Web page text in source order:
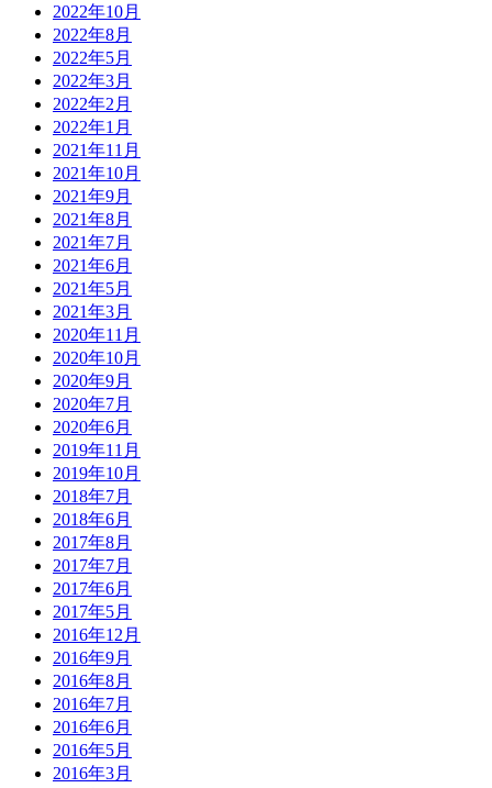
2022年10月
2022年8月
2022年5月
2022年3月
2022年2月
2022年1月
2021年11月
2021年10月
2021年9月
2021年8月
2021年7月
2021年6月
2021年5月
2021年3月
2020年11月
2020年10月
2020年9月
2020年7月
2020年6月
2019年11月
2019年10月
2018年7月
2018年6月
2017年8月
2017年7月
2017年6月
2017年5月
2016年12月
2016年9月
2016年8月
2016年7月
2016年6月
2016年5月
2016年3月